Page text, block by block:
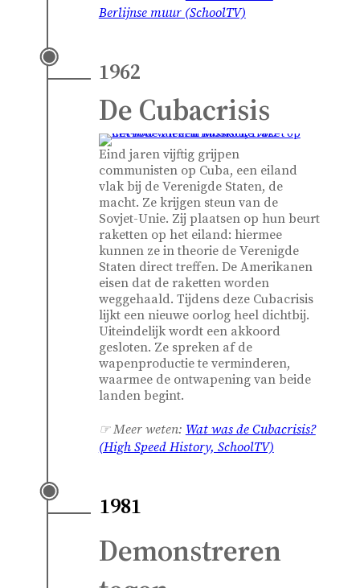
Berlijnse muur (SchoolTV)
1962
De Cubacrisis
Eind jaren vijftig grijpen
communisten op Cuba, een eiland
vlak bij de Verenigde Staten, de
macht. Ze krijgen steun van de
Sovjet-Unie. Zij plaatsen op hun beurt
raketten op het eiland: hiermee
kunnen ze in theorie de Verenigde
Staten direct treffen. De Amerikanen
eisen dat de raketten worden
weggehaald. Tijdens deze Cubacrisis
lijkt een nieuwe oorlog heel dichtbij.
Uiteindelijk wordt een akkoord
gesloten. Ze spreken af de
wapenproductie te verminderen,
waarmee de ontwapening van beide
landen begint.
☞ Meer weten: Wat was de Cubacrisis?
(High Speed History, SchoolTV)
1981
Demonstreren